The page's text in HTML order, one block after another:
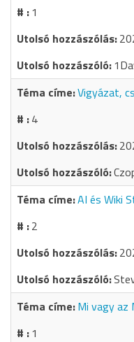
1
Vigyázat,
4
AI és Wiki
2
Mi vagy az
1